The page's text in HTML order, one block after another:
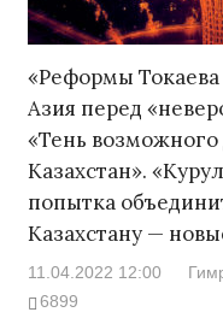
«Реформы Токаева
Азия перед
«Тень
Казахстан».
попытка
Казахстану —
11.04.2022 12:00
6899